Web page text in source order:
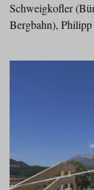
Schweigkofler
Bergbahn),